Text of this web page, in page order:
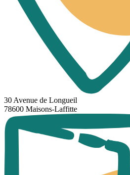
30 Avenue de Longueil
78600 Maisons-Laffitte